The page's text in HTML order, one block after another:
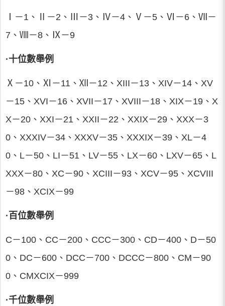
Ⅰ－1、Ⅱ－2、Ⅲ－3、Ⅳ－4、Ⅴ－5、Ⅵ－6、Ⅶ－
7、Ⅷ－8、Ⅸ－9
·十位數舉例
Ⅹ－10、Ⅺ－11、Ⅻ－12、XIII－13、XIV－14、XV
－15、XVI－16、XVII－17、XVIII－18、XIX－19、X
X－20、XXI－21、XXII－22、XXIX－29、XXX－3
0、XXXIV－34、XXXV－35、XXXIX－39、XL－4
0、L－50、LI－51、LV－55、LX－60、LXV－65、L
XXX－80、XC－90、XCIII－93、XCV－95、XCVIII
－98、XCIX－99
·百位數舉例
C－100、CC－200、CCC－300、CD－400、D－50
0、DC－600、DCC－700、DCCC－800、CM－90
0、CMXCIX－999
·千位數舉例